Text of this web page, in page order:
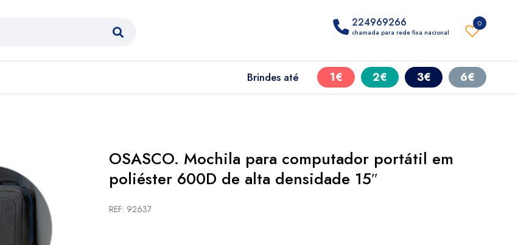
0
224969266
chamada para rede fixa nacional
Brindes até 1€ 2€ 3€ 6€
OSASCO. Mochila para computador portátil em
poliéster 600D de alta densidade 15″
REF: 92637